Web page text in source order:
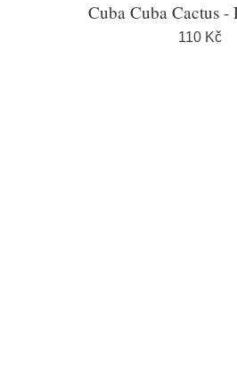
Cuba Cuba Cactus
110 Kč